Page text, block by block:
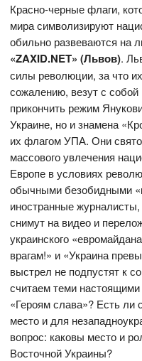
Красно-черные флаги,
мира символизируют
обильно развеваются на
«ZAXID.NET» (Львов).
силы революции, за что
сожалению, везут с
прикончить режим
Украине, но и знамена
их флагом УПА. Они свято
массового увлечения
Европе в условиях
обычными безобидными
иностранные
снимут на видео и
украинского
врагам!» и «Украина
выстрел не подпустят к
считаем теми настоящими
«Героям слава»? Есть ли
место и для
вопрос: каковы место и
Восточной Украины?